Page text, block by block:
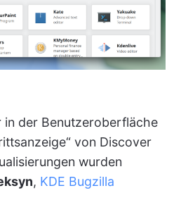
in der Benutzeroberfläche
von Discover
wurden
, KDE Bugzilla